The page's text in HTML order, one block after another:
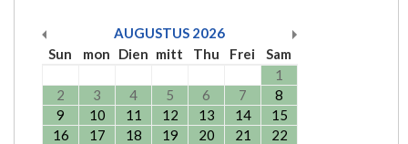
AUGUSTUS 2026
Sun
mon Dien mitt Thu Frei
Sam
1
2
3 4 5 6 7
8
9
10 11 12 13 14
15
16
17 18 19 20 21
22